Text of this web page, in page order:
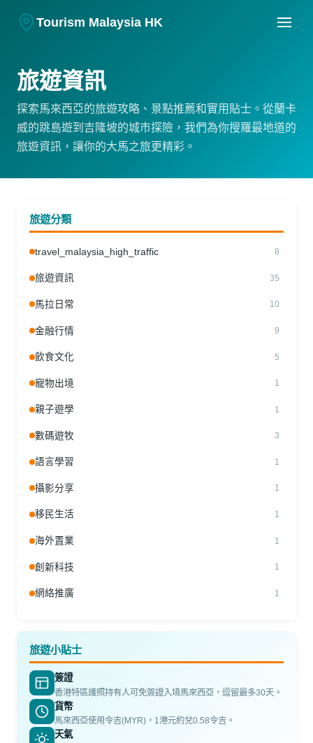
Tourism Malaysia HK
旅遊資訊
探索馬來西亞的旅遊攻略、景點推薦和實用貼士。從蘭卡
威的跳島遊到吉隆坡的城市探險，我們為你搜羅最地道的
旅遊資訊，讓你的大馬之旅更精彩。
旅遊分類
travel_malaysia_high_traffic 8
旅遊資訊 35
馬拉日常 10
金融行情 9
飲食文化 5
寵物出境 1
親子遊學 1
數碼遊牧 3
語言學習 1
攝影分享 1
移民生活 1
海外置業 1
創新科技 1
網絡推廣 1
旅遊小貼士
簽證
香港特區護照持有人可免簽證入境馬來西亞，逗留最多30天。
貨幣
馬來西亞使用令吉(MYR)，1港元約兌0.58令吉。
天氣